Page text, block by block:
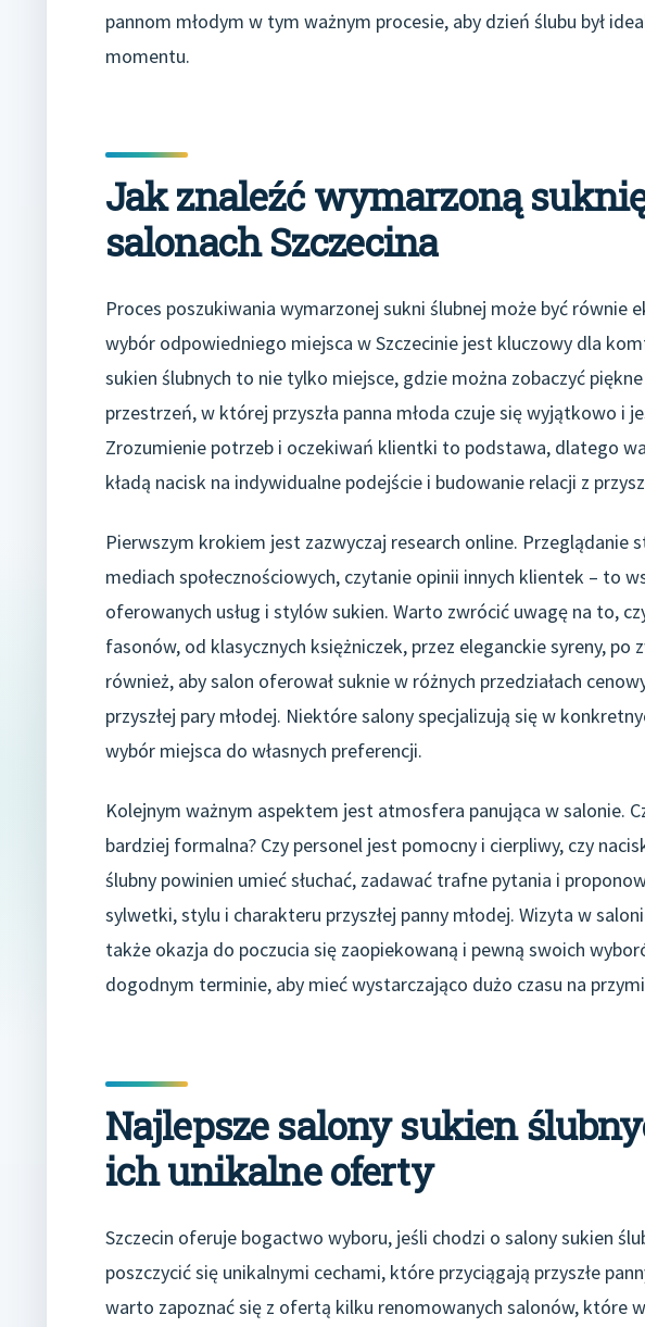
pannom młodym w tym ważnym procesie, aby dzień ślubu był
momentu.
Jak znaleźć wymarzoną
salonach Szczecina
Proces poszukiwania wymarzonej sukni ślubnej może być równie
wybór odpowiedniego miejsca w Szczecinie jest kluczowy dla
sukien ślubnych to nie tylko miejsce, gdzie można zobaczyć
przestrzeń, w której przyszła panna młoda czuje się wyjątkowo i
Zrozumienie potrzeb i oczekiwań klientki to podstawa, dlatego
kładą nacisk na indywidualne podejście i budowanie relacji z
Pierwszym krokiem jest zazwyczaj research online.
mediach społecznościowych, czytanie opinii innych klientek – to
oferowanych usług i stylów sukien. Warto zwrócić uwagę na to,
fasonów, od klasycznych księżniczek, przez eleganckie syreny, po
również, aby salon oferował suknie w różnych przedziałach
przyszłej pary młodej. Niektóre salony specjalizują się w
wybór miejsca do własnych preferencji.
Kolejnym ważnym aspektem jest atmosfera panująca w salonie.
bardziej formalna? Czy personel jest pomocny i cierpliwy, czy
ślubny powinien umieć słuchać, zadawać trafne pytania i
sylwetki, stylu i charakteru przyszłej panny młodej. Wizyta w
także okazja do poczucia się zaopiekowaną i pewną swoich
dogodnym terminie, aby mieć wystarczająco dużo czasu na
Najlepsze salony sukien
ich unikalne oferty
Szczecin oferuje bogactwo wyboru, jeśli chodzi o salony sukien
poszczycić się unikalnymi cechami, które przyciągają przyszłe
warto zapoznać się z ofertą kilku renomowanych salonów, które